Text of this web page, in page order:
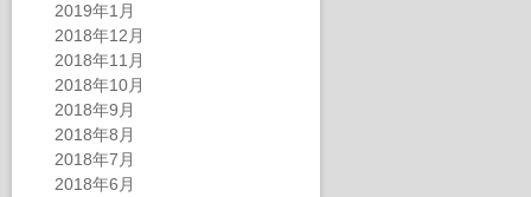
2019年1月
2018年12月
2018年11月
2018年10月
2018年9月
2018年8月
2018年7月
2018年6月